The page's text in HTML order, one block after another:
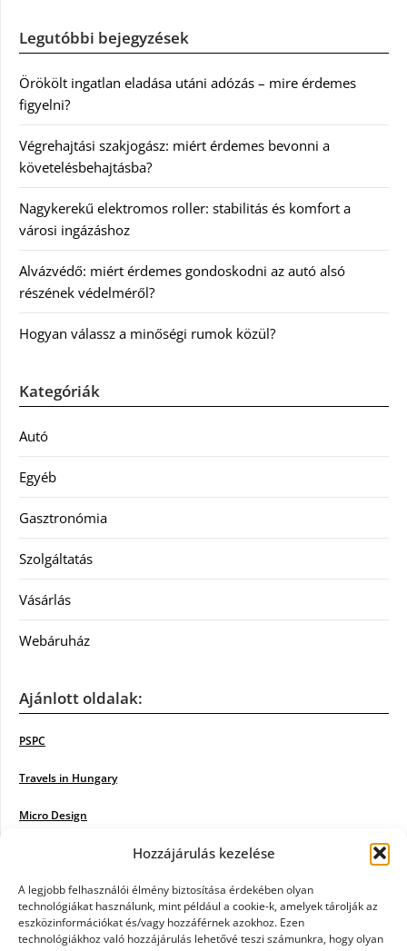
Hozzájárulás kezelése
A legjobb felhasználói élmény biztosítása érdekében olyan
technológiákat használunk, mint például a cookie-k, amelyek tárolják az
eszközinformációkat és/vagy hozzáférnek azokhoz. Ezen
technológiákhoz való hozzájárulás lehetővé teszi számunkra, hogy olyan
Legutóbbi bejegyzések
Örökölt ingatlan eladása utáni adózás – mire érdemes
figyelni?
Végrehajtási szakjogász: miért érdemes bevonni a
követelésbehajtásba?
Nagykerekű elektromos roller: stabilitás és komfort a
városi ingázáshoz
Alvázvédő: miért érdemes gondoskodni az autó alsó
részének védelméről?
Hogyan válassz a minőségi rumok közül?
Kategóriák
Autó
Egyéb
Gasztronómia
Szolgáltatás
Vásárlás
Webáruház
Ajánlott oldalak:
PSPC
Travels in Hungary
Micro Design
Poiwiki
Öntözőrendszer